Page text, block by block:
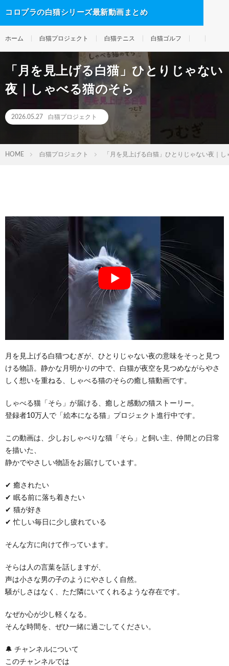
コロプラの白猫シリーズ最新動画まとめ
ホーム 白猫プロジェクト 白猫テニス 白猫ゴルフ
「月を見上げる白猫」ひとりじゃない
夜｜しゃべる猫のそら
2026.05.27 白猫プロジェクト
HOME 白猫プロジェクト 「月を見上げる白猫」ひとりじゃない夜｜
月を見上げる白猫つむぎが、ひとりじゃない夜の意味をそっと見つ
ける物語。静かな月明かりの中で、白猫が夜空を見つめながらやさ
しく想いを重ねる、しゃべる猫のそらの癒し猫動画です。
しゃべる猫「そら」が届ける、癒しと感動の猫ストーリー。
登録者10万人で「絵本になる猫」プロジェクト進行中です。
この動画は、少しおしゃべりな猫「そら」と飼い主、仲間との日常
を描いた、
静かでやさしい物語をお届けしています。
✔ 癒されたい
✔ 眠る前に落ち着きたい
✔ 猫が好き
✔ 忙しい毎日に少し疲れている
そんな方に向けて作っています。
そらは人の言葉を話しますが、
声は小さな男の子のようにやさしく自然。
騒がしさはなく、ただ隣にいてくれるような存在です。
なぜか心が少し軽くなる。
そんな時間を、ぜひ一緒に過ごしてください。
🔔 チャンネルについて
このチャンネルでは